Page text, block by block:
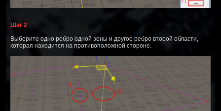
Шаг 2
Выберите одно ребро одной зоны и другое ребро второй области,
которая находится на противоположной стороне.